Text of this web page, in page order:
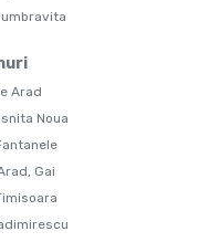
Arad
Noua
Gai